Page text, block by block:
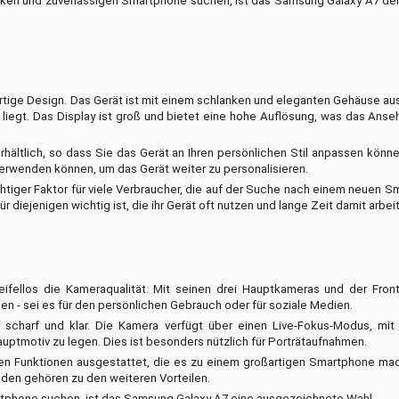
Design. Das Gerät ist mit einem schlanken und eleganten Gehäuse
Das Display ist groß und bietet eine hohe Auflösung, was das
so dass Sie das Gerät an Ihren persönlichen Stil anpassen
können, um das Gerät weiter zu personalisieren.
Faktor für viele Verbraucher, die auf der Suche nach einem neuen
diejenigen wichtig ist, die ihr Gerät oft nutzen und lange Zeit damit
die Kameraqualität. Mit seinen drei Hauptkameras und der
- sei es für den persönlichen Gebrauch oder für soziale Medien.
und klar. Die Kamera verfügt über einen Live-Fokus-Modus,
zu legen. Dies ist besonders nützlich für Porträtaufnahmen.
Funktionen ausgestattet, die es zu einem großartigen Smartphone
gehören zu den weiteren Vorteilen.